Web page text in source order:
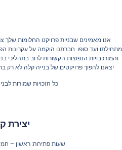
אנו מאמינים שבניית פרויקט החלומות שלך
ועד סופו. חברתנו הוקמה על עקרונות
והמורכבויות הנפוצות הקשורות לרוב בתהליכי
יצאנו להפוך פרויקטים של בנייה קלה לא רק
כל הזכויות שמורות לבניה
יצירת
שעות פתיחה: ראשון – חמישי 08:00 –